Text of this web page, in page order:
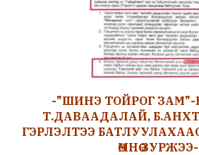
-"ШИНЭ ТОЙРОГ ЗАМ"-
Т.ДАВААДАЛАЙ,
ГЭРЛЭЛТЭЭ
ӨМНӨ ЗУРЖЭЭ-